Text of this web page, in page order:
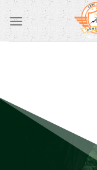
Chuyển
đến
nội